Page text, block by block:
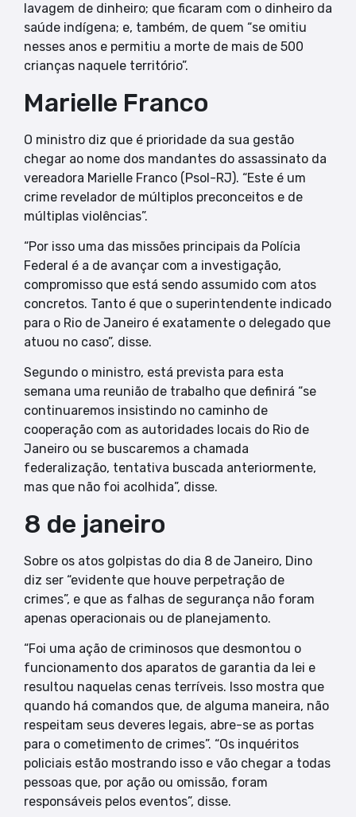
lavagem de dinheiro; que ficaram com o dinheiro da
saúde indígena; e, também, de quem “se omitiu
nesses anos e permitiu a morte de mais de 500
crianças naquele território”.
Marielle Franco
O ministro diz que é prioridade da sua gestão
chegar ao nome dos mandantes do assassinato da
vereadora Marielle Franco (Psol-RJ). “Este é um
crime revelador de múltiplos preconceitos e de
múltiplas violências”.
“Por isso uma das missões principais da Polícia
Federal é a de avançar com a investigação,
compromisso que está sendo assumido com atos
concretos. Tanto é que o superintendente indicado
para o Rio de Janeiro é exatamente o delegado que
atuou no caso”, disse.
Segundo o ministro, está prevista para esta
semana uma reunião de trabalho que definirá “se
continuaremos insistindo no caminho de
cooperação com as autoridades locais do Rio de
Janeiro ou se buscaremos a chamada
federalização, tentativa buscada anteriormente,
mas que não foi acolhida”, disse.
8 de janeiro
Sobre os atos golpistas do dia 8 de Janeiro, Dino
diz ser “evidente que houve perpetração de
crimes”, e que as falhas de segurança não foram
apenas operacionais ou de planejamento.
“Foi uma ação de criminosos que desmontou o
funcionamento dos aparatos de garantia da lei e
resultou naquelas cenas terríveis. Isso mostra que
quando há comandos que, de alguma maneira, não
respeitam seus deveres legais, abre-se as portas
para o cometimento de crimes”. “Os inquéritos
policiais estão mostrando isso e vão chegar a todas
pessoas que, por ação ou omissão, foram
responsáveis pelos eventos”, disse.